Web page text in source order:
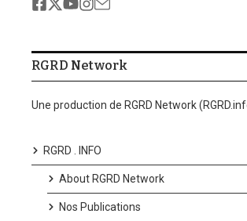
RGRD Network
Une production de RGRD Network
RGRD . INFO
About RGRD Network
Nos Publications